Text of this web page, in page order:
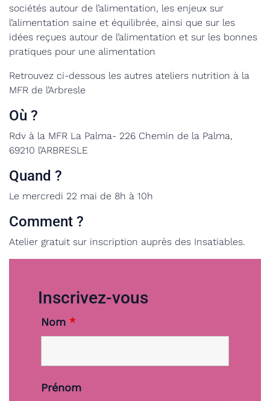
sociétés autour de l’alimentation, les enjeux sur
l’alimentation saine et équilibrée, ainsi que sur les
idées reçues autour de l’alimentation et sur les bonnes
pratiques pour une alimentation
Retrouvez ci-dessous les autres ateliers nutrition à la
MFR de l’Arbresle
Où ?
Rdv à la MFR La Palma- 226 Chemin de la Palma,
69210 l’ARBRESLE
Quand ?
Le mercredi 22 mai de 8h à 10h
Comment ?
Atelier gratuit sur inscription auprès des Insatiables.
Inscrivez-vous
Nom *
Prénom